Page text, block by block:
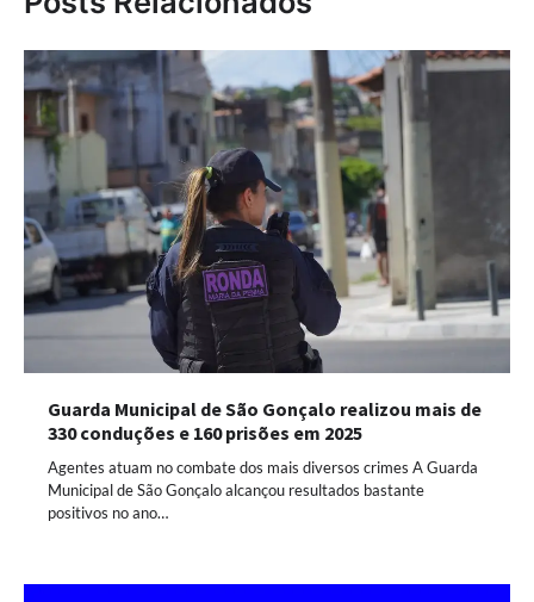
Guarda Municipal de São Gonçalo realizou mais de
330 conduções e 160 prisões em 2025
Agentes atuam no combate dos mais diversos crimes A Guarda
Municipal de São Gonçalo alcançou resultados bastante
positivos no ano…